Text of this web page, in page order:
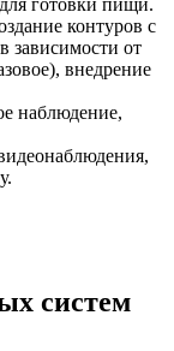
готовки пищи.
контуров с
зависимости от
внедрение
наблюдение,
систем